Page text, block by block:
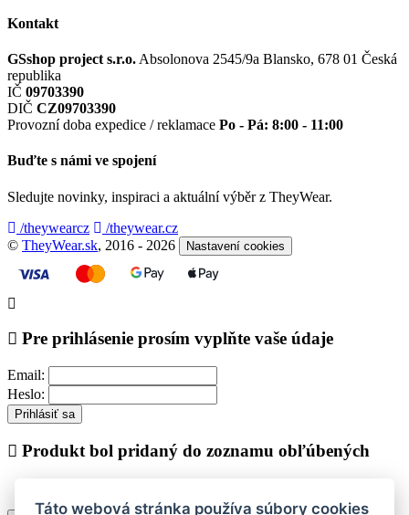
Kontakt
GSshop project s.r.o. Absolonova 2545/9a Blansko, 678 01 Česká
republika
IČ 09703390
DIČ CZ09703390
Provozní doba expedice / reklamace Po - Pá: 8:00 - 11:00
Buďte s námi ve spojení
Sledujte novinky, inspiraci a aktuální výběr z TheyWear.
/theywearcz
/theywear.cz
© TheyWear.sk, 2016 - 2026 Nastavení cookies
Pre prihlásenie prosím vyplňte vaše údaje
Email:
Heslo:
Prihlásiť sa
Produkt bol pridaný do zoznamu obľúbených
Táto webová stránka používa súbory cookies